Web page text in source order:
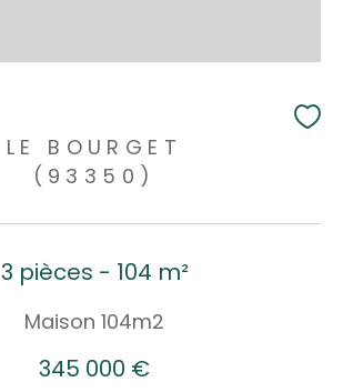
LE BOURGET
(93350)
3 pièces - 104 m²
Maison 104m2
345 000 €